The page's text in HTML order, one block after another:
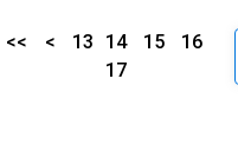
<< < 13 14 15
16
17